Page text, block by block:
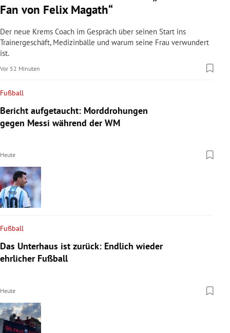
Fan von Felix Magath“
Der neue Krems Coach im Gespräch über seinen Start ins
Trainergeschäft, Medizinbälle und warum seine Frau verwundert
ist.
Vor 52 Minuten
Fußball
Bericht aufgetaucht: Morddrohungen
gegen Messi während der WM
Heute
Fußball
Das Unterhaus ist zurück: Endlich wieder
ehrlicher Fußball
Heute